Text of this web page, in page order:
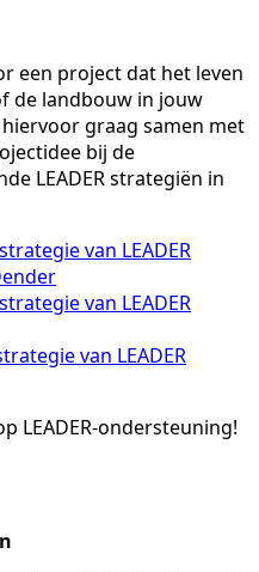
een project dat het leven
de landbouw in jouw
graag samen met
bij de
LEADER strategiën in
van LEADER
van LEADER
van LEADER
LEADER-ondersteuning!